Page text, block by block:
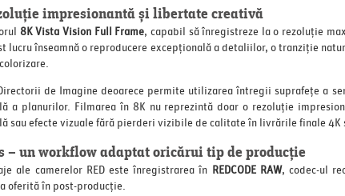
impresionantă și libertate creativă
8K Vista Vision Full Frame, capabil să înregistreze la o rezoluție
lucru înseamnă o reproducere excepțională a detaliilor, o tranziție
de Imagine deoarece permite utilizarea întregii suprafețe a
a planurilor. Filmarea în 8K nu reprezintă doar o rezoluție
sau efecte vizuale fără pierderi vizibile de calitate în livrările finale 4K
– un workflow adaptat oricărui tip de producție
ale camerelor RED este înregistrarea în REDCODE RAW, codec-ul
oferită în post-producție.